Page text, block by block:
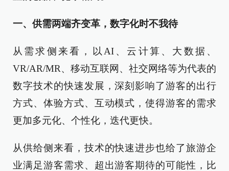
一、供需两端齐变革，数字化时不我待
从需求侧来看，以AI、云计算、大数据、
VR/AR/MR、移动互联网、社交网络等为代表的
数字技术的快速发展，深刻影响了游客的出行
方式、体验方式、互动模式，使得游客的需求
更加多元化、个性化，迭代更快。
从供给侧来看，技术的快速进步也给了旅游企
业满足游客需求、超出游客期待的可能性，比